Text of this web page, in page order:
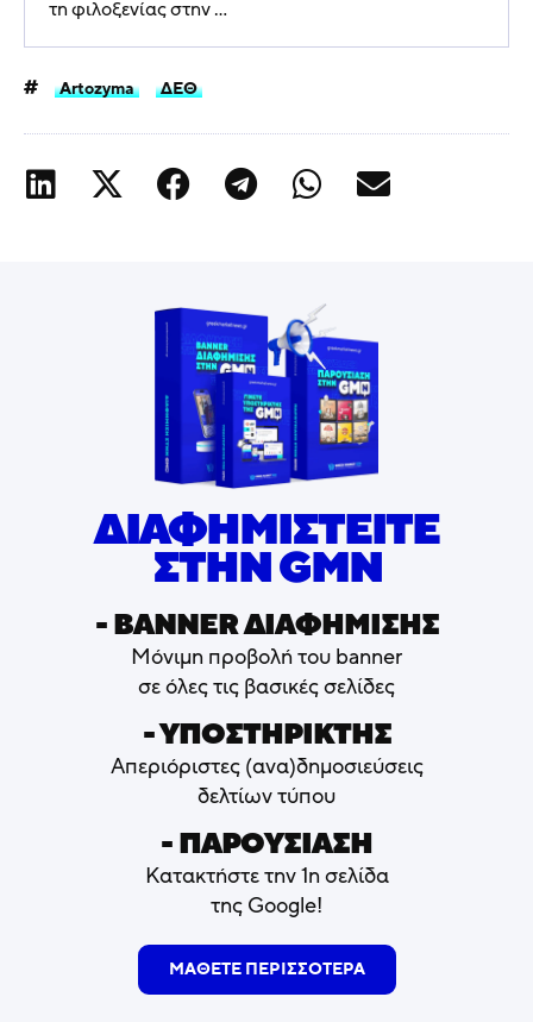
τη φιλοξενίας στην ...
Artozyma ΔΕΘ
ΔΙΑΦΗΜΙΣΤΕΙΤΕ
ΣΤΗΝ GMN
- ΒΑNNER ΔΙΑΦΗΜΙΣΗΣ
Μόνιμη προβολή του banner
σε όλες τις βασικές σελίδες
- ΥΠΟΣΤΗΡΙΚΤΗΣ
Απεριόριστες (ανα)δημοσιεύσεις
δελτίων τύπου
- ΠΑΡΟΥΣΙΑΣΗ
Κατακτήστε την 1η σελίδα
της Google!
ΜΑΘΕΤΕ ΠΕΡΙΣΣΟΤΕΡΑ